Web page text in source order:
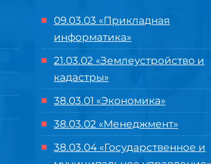
09.03.03 «Прикладная
информатика»
21.03.02 «Землеустройство и
кадастры»
38.03.01 «Экономика»
38.03.02 «Менеджмент»
38.03.04 «Государственное и